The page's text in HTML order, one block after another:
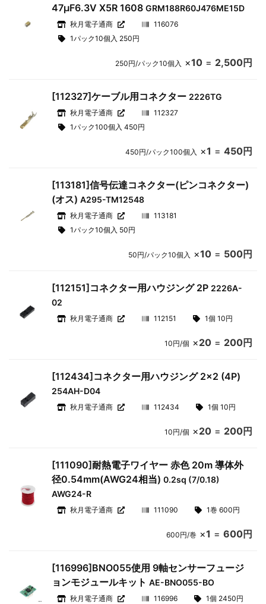
47μF6.3V X5R 1608GRM188R60J476ME15D
秋月電子通商
116076
1パック10個入 250円
250円/パック10個入 ×10= 2,500円
[112327]ケーブル用コネクター2226TG
秋月電子通商
112327
1パック100個入 450円
450円/パック100個入 ×1 = 450円
[113181]信号伝達コネクター(ピンコネクター)
(オス)A295-TM12548
秋月電子通商
113181
1パック10個入 50円
50円/パック10個入 ×10= 500円
[112151]コネクター用ハウジング 2P2226A-
02
秋月電子通商 112151 1個 10円
10円/個 ×20= 200円
[112434]コネクター用ハウジング 2×2 (4P)
254AH-D04
秋月電子通商 112434 1個 10円
10円/個 ×20= 200円
[111090]耐熱電子ワイヤー 赤色 20m 導体外
径0.54mm(AWG24相当)0.2sq (7/0.18)
AWG24-R
秋月電子通商 111090 1巻 600円
600円/巻 ×1 = 600円
[116996]BNO055使用 9軸センサーフュージ
ョンモジュールキットAE-BNO055-BO
秋月電子通商 116996 1個 2450円